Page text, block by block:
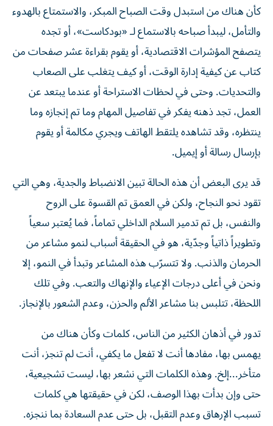
كأن هناك من استبدل وقت الصباح المبكر، والاستمتاع بالهدوء
والتأمل، ليبدأ صباحه بالاستماع لـ «بودكاست»، أو تجده
يتصفح المؤشرات الاقتصادية، أو يقوم بقراءة عشر صفحات من
كتاب عن كيفية إدارة الوقت، أو كيف يتغلب على الصعاب
والتحديات. وحتى في لحظات الاستراحة أو عندما يبتعد عن
العمل، تجد ذهنه يفكر في تفاصيل المهام وما تم إنجازه وما
ينتظره، وقد تشاهده يلتقط الهاتف ويجري مكالمة أو يقوم
بإرسال رسالة أو إيميل.
قد يرى البعض أن هذه الحالة تبين الانضباط والجدية، وهي التي
تقود نحو النجاح، ولكن في العمق تم القسوة على الروح
والنفس، بل تم تدمير السلام الداخلي تماماً، فما يُعتبر سعياً
وتطويراً ذاتياً وجدّية، هو في الحقيقة أسباب لنمو مشاعر من
الحرمان والذنب. ولا تتسرّب هذه المشاعر وتبدأ في النمو، إلا
ونحن في أعلى درجات الإعياء والإنهاك والتعب. وفي تلك
اللحظة، تتلبس بنا مشاعر الألم والحزن، وعدم الشعور بالإنجاز.
تدور في أذهان الكثير من الناس، كلمات وكأن هناك من
يهمس بها، مفادها أنت لا تفعل ما يكفي، أنت لم تنجز، أنت
متأخر...إلخ. وهذه الكلمات التي نشعر بها، ليست تشجيعية،
حتى وإن بدأت بهذا الوصف، لكن في حقيقتها هي كلمات
تسبب الإرهاق وعدم التقبل، بل حتى عدم السعادة بما ننجزه.